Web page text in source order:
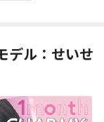
デル：せいせ